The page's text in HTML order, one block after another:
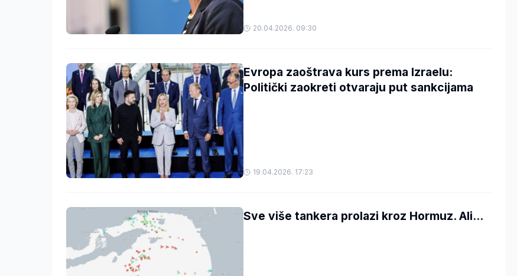
20.04.2026. 09:30
Evropa zaoštrava kurs prema Izraelu:
Politički zaokreti otvaraju put sankcijama
19.04.2026. 17:23
Sve više tankera prolazi kroz Hormuz. Ali...